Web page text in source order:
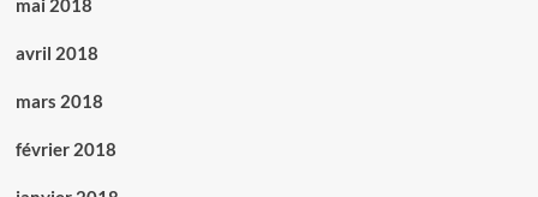
mai 2018
avril 2018
mars 2018
février 2018